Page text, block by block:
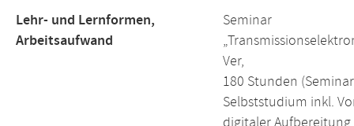
Lehr- und Lernformen,
Arbeitsaufwand
Seminar
Ver,
180 Stunden
Selbststudium inkl.